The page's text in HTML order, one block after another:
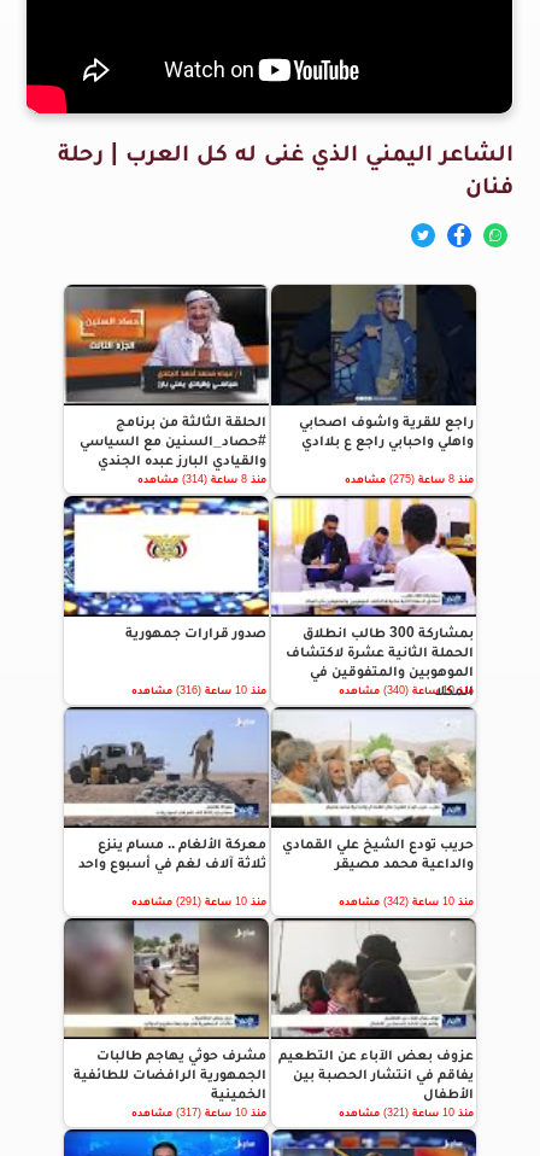
الشاعر اليمني الذي غنى له كل العرب | رحلة
فنان
راجع للقرية واشوف اصحابي
واهلي واحبابي راجع ع بلاادي
منذ 8 ساعة (275) مشاهده
الحلقة الثالثة من برنامج
#حصاد_السنين مع السياسي
والقيادي البارز عبده الجندي
منذ 8 ساعة (314) مشاهده
بمشاركة 300 طالب انطلاق
الحملة الثانية عشرة لاكتشاف
الموهوبين والمتفوقين في
المكلا
منذ 10 ساعة (340) مشاهده
صدور قرارات جمهورية
منذ 10 ساعة (316) مشاهده
حريب تودع الشيخ علي القمادي
والداعية محمد مصيقر
منذ 10 ساعة (342) مشاهده
معركة الألغام .. مسام ينزع
ثلاثة آلاف لغم في أسبوع واحد
منذ 10 ساعة (291) مشاهده
عزوف بعض الآباء عن التطعيم
يفاقم في انتشار الحصبة بين
الأطفال
منذ 10 ساعة (321) مشاهده
مشرف حوثي يهاجم طالبات
الجمهورية الرافضات للطائفية
الخمينية
منذ 10 ساعة (317) مشاهده